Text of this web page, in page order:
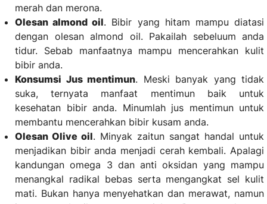
merah dan merona.
Olesan almond oil. Bibir yang hitam mampu diatasi
dengan olesan almond oil. Pakailah sebeluum anda
tidur. Sebab manfaatnya mampu mencerahkan kulit
bibir anda.
Konsumsi Jus mentimun. Meski banyak yang tidak
suka, ternyata manfaat mentimun baik untuk
kesehatan bibir anda. Minumlah jus mentimun untuk
membantu mencerahkan bibir kusam anda.
Olesan Olive oil. Minyak zaitun sangat handal untuk
menjadikan bibir anda menjadi cerah kembali. Apalagi
kandungan omega 3 dan anti oksidan yang mampu
menangkal radikal bebas serta mengangkat sel kulit
mati. Bukan hanya menyehatkan dan merawat, namun